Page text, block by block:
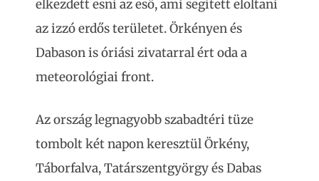
elkezdett esni az eső, ami segített eloltani
az izzó erdős területet. Örkényen és
Dabason is óriási zivatarral ért oda a
meteorológiai front.
Az ország legnagyobb szabadtéri tüze
tombolt két napon keresztül Örkény,
Táborfalva, Tatárszentgyörgy és Dabas